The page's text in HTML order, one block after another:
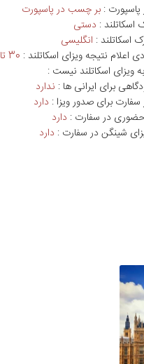
پاسپورت : بر چسب در پاسپورت
اسکاتلند : دستی
اسکاتلند : انگلیسی
نتیجه ویزای اسکاتلند : 30 تا 90 روز
ویزای اسکاتلند نیست :
برای ایرانی ها : ندارد
سفارت برای صدور ویزا : دارد
حضوری در سفارت : دارد
شینگن در سفارت : دارد